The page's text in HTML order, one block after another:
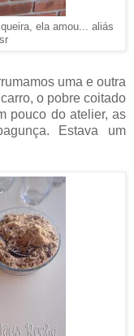
ela amou... aliás
uma e outra
o pobre coitado
pouco do atelier, as
Estava um